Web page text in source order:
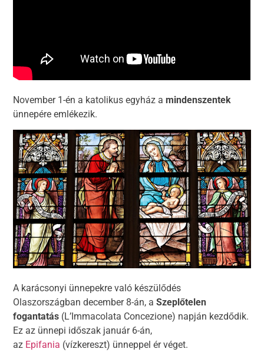
November 1-én a katolikus egyház a mindenszentek
ünnepére emlékezik.
A karácsonyi ünnepekre való készülődés
Olaszországban december 8-án, a Szeplőtelen
fogantatás (L’Immacolata Concezione) napján kezdődik.
Ez az ünnepi időszak január 6-án,
az Epifania (vízkereszt) ünneppel ér véget.